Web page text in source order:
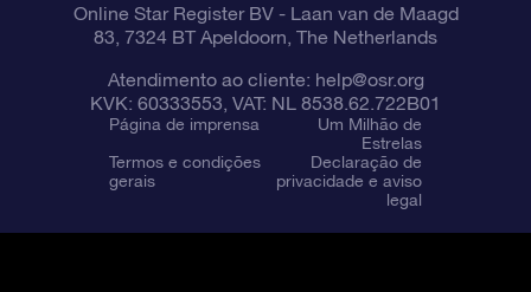
Online Star Register BV- Laan van de Maagd
83, 7324 BT Apeldoorn, The Netherlands
Atendimento ao cliente: help@osr.org
KVK: 60333553, VAT: NL 8538.62.722B01
Página de imprensa
Um Milhão de
Estrelas
Termos e condições
gerais
Declaração de
privacidade e aviso
legal